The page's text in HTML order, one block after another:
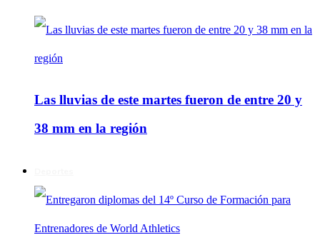
Las lluvias de este martes fueron de entre 20 y
38 mm en la región